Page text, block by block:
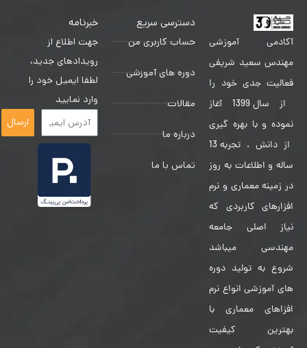
آکادمی آموزشی
مهندس سعید شریفی
فعالیت جدی خود را
از سال 1399 آغاز
نموده و با بهره گیری
از دانش ، تجربه 13
ساله و اطلاعات به روز
در زمینه معماری و نرم
افزارهای کاربردی که
نیاز اصلی جامعه
مهندسی میباشد
شروع به تولید دوره
های آموزشی انواع نرم
افزاهای معماری با
بهترین کیفیت
دسترسی سریع
حساب کاربری من
دوره های آموزشی
مقالات
درباره ما
تماس با ما
خبرنامه
جهت اطلاع از
رویدادهای جدید،
لطفا ایمیل خود را
وارد نمایید
ارسال